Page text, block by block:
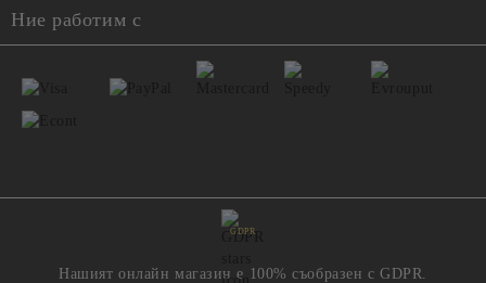
Ние работим с
GDPR
Нашият онлайн магазин е 100% съобразен с GDPR.